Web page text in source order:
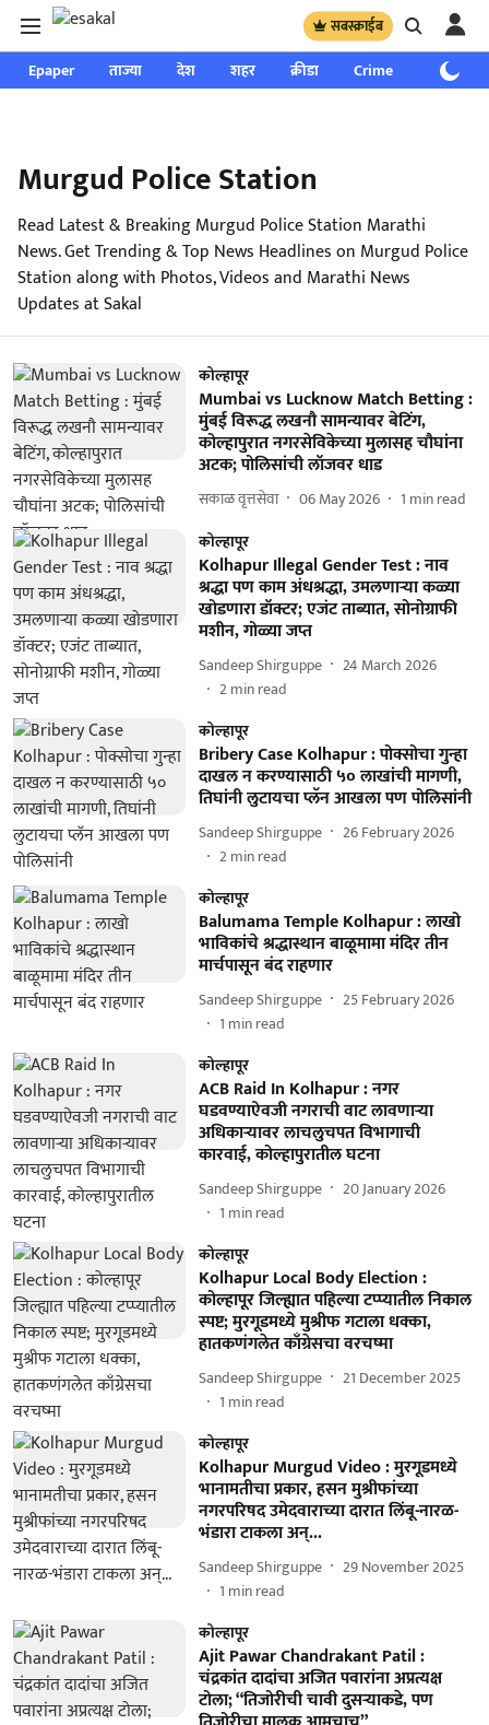
सबस्क्राईब
Epaper ताज्या देश शहर क्रीडा Crime साप्ताहिक
Murgud Police Station
Read Latest & Breaking Murgud Police Station Marathi
News. Get Trending & Top News Headlines on Murgud Police
Station along with Photos, Videos and Marathi News
Updates at Sakal
कोल्हापूर
Mumbai vs Lucknow Match Betting :
मुंबई विरूद्ध लखनौ सामन्यावर बेटिंग,
कोल्हापुरात नगरसेविकेच्या मुलासह चौघांना
अटक; पोलिसांची लॉजवर धाड
सकाळ वृत्तसेवा 06 May 2026 1 min read
कोल्हापूर
Kolhapur Illegal Gender Test : नाव
श्रद्धा पण काम अंधश्रद्धा, उमलणाऱ्या कळ्या
खोडणारा डॉक्टर; एजंट ताब्यात, सोनोग्राफी
मशीन, गोळ्या जप्त
Sandeep Shirguppe
24 March 2026
2min read
कोल्हापूर
Bribery Case Kolhapur : पोक्सोचा गुन्हा
दाखल न करण्यासाठी ५० लाखांची मागणी,
तिघांनी लुटायचा प्लॅन आखला पण पोलिसांनी
Sandeep Shirguppe
26 February 2026
2min read
कोल्हापूर
Balumama Temple Kolhapur : लाखो
भाविकांचे श्रद्धास्थान बाळूमामा मंदिर तीन
मार्चपासून बंद राहणार
Sandeep Shirguppe
25 February 2026
1 min read
कोल्हापूर
ACB Raid In Kolhapur : नगर
घडवण्याऐवजी नगराची वाट लावणाऱ्या
अधिकाऱ्यावर लाचलुचपत विभागाची
कारवाई, कोल्हापुरातील घटना
Sandeep Shirguppe
20 January 2026
1 min read
कोल्हापूर
Kolhapur Local Body Election :
कोल्हापूर जिल्ह्यात पहिल्या टप्प्यातील निकाल
स्पष्ट; मुरगूडमध्ये मुश्रीफ गटाला धक्का,
हातकणंगलेत काँग्रेसचा वरचष्मा
Sandeep Shirguppe
21 December 2025
1 min read
कोल्हापूर
Kolhapur Murgud Video : मुरगूडमध्ये
भानामतीचा प्रकार, हसन मुश्रीफांच्या
नगरपरिषद उमेदवाराच्या दारात लिंबू-नारळ-
भंडारा टाकला अन्...
Sandeep Shirguppe
29 November 2025
1 min read
कोल्हापूर
Ajit Pawar Chandrakant Patil :
चंद्रकांत दादांचा अजित पवारांना अप्रत्यक्ष
टोला; “तिजोरीची चावी दुसऱ्याकडे, पण